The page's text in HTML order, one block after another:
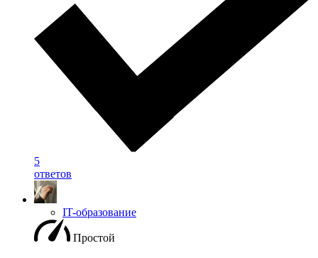
5
ответов
IT-образование
Простой